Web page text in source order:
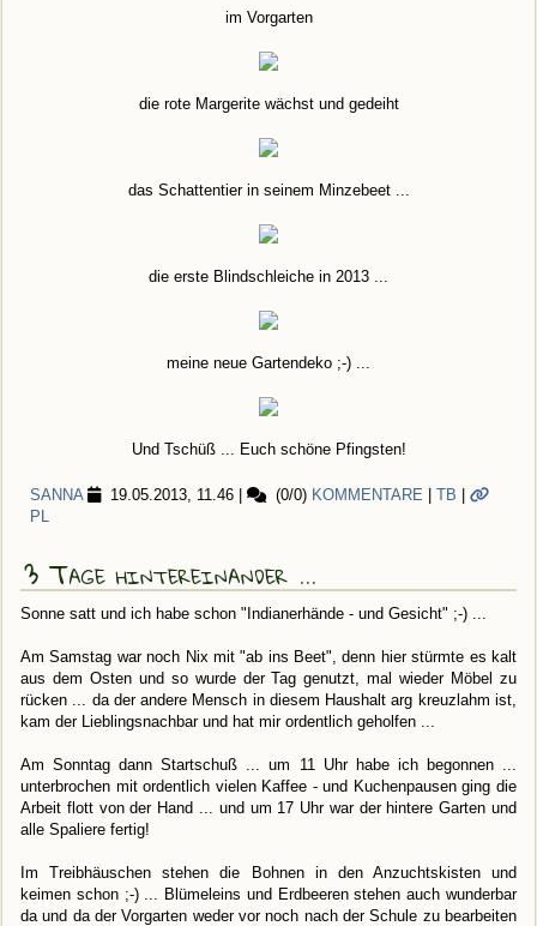
im Vorgarten
die rote Margerite wächst und gedeiht
das Schattentier in seinem Minzebeet ...
die erste Blindschleiche in 2013 ...
meine neue Gartendeko ;-) ...
Und Tschüß ... Euch schöne Pfingsten!
SANNA 19.05.2013, 11.46 (0/0) KOMMENTARE TB
PL
3 Tage hintereinander ...
Sonne satt und ich habe schon "Indianerhände - und Gesicht" ;-) ...
Am Samstag war noch Nix mit "ab ins Beet", denn hier stürmte es kalt
aus dem Osten und so wurde der Tag genutzt, mal wieder Möbel zu
rücken ... da der andere Mensch in diesem Haushalt arg kreuzlahm ist,
kam der Lieblingsnachbar und hat mir ordentlich geholfen ...
Am Sonntag dann Startschuß ... um 11 Uhr habe ich begonnen ...
unterbrochen mit ordentlich vielen Kaffee - und Kuchenpausen ging die
Arbeit flott von der Hand ... und um 17 Uhr war der hintere Garten und
alle Spaliere fertig!
Im Treibhäuschen stehen die Bohnen in den Anzuchtskisten und
keimen schon ;-) ... Blümeleins und Erdbeeren stehen auch wunderbar
da und da der Vorgarten weder vor noch nach der Schule zu bearbeiten